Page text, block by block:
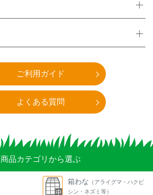
ご利用ガイド
よくある質問
商品カテゴリから選ぶ
箱わな （アライグマ・ハクビ
シン・ネズミ等）